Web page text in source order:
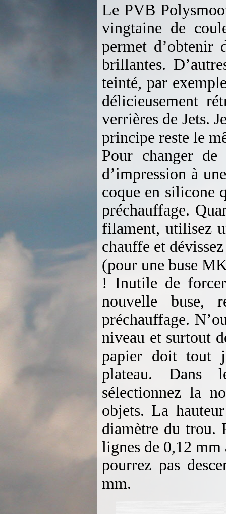
Le PVB
vingtaine de
permet d’obtenir
brillantes.
teinté, par
délicieusement
verrières de Jets.
principe reste le
Pour changer
d’impression à
coque en silicone
préchauffage.
filament, utilisez
chauffe et
(pour une buse
! Inutile de
nouvelle buse,
préchauffage.
niveau et surtout
papier doit tout
plateau. Dans
sélectionnez la
objets. La
diamètre du trou.
lignes de 0,12 mm
pourrez pas
mm.